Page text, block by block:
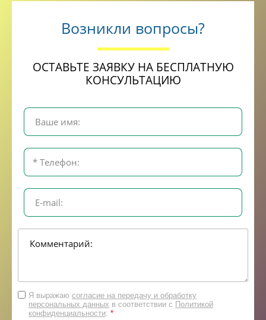
Возникли вопросы?
ОСТАВЬТЕ ЗАЯВКУ НА БЕСПЛАТНУЮ
КОНСУЛЬТАЦИЮ
Я выражаю согласие на передачу и обработку
персональных данных в соответствии с Политикой
конфиденциальности: *